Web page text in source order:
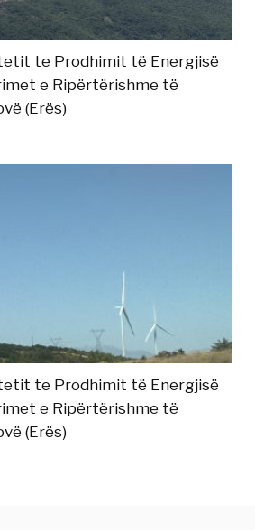
te Prodhimit të Energjisë
e Ripërtërishme të
(Erës)
te Prodhimit të Energjisë
e Ripërtërishme të
(Erës)